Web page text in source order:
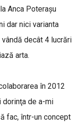
Anca Poterașu
dar nici varianta
decât 4 lucrări
arta.
în 2012
dorinţa de a-mi
fac, într-un concept